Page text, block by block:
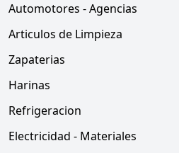
Automotores - Agencias
Articulos de Limpieza
Zapaterias
Harinas
Refrigeracion
Electricidad - Materiales